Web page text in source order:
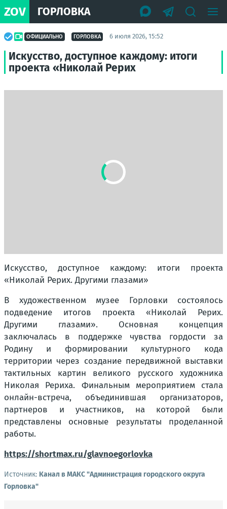
ZOV ГОРЛОВКА
ОФИЦИАЛЬНО ГОРЛОВКА 6 июля 2026, 15:52
Искусство, доступное каждому: итоги
проекта «Николай Рерих
Искусство, доступное каждому: итоги проекта
«Николай Рерих. Другими глазами»
В художественном музее Горловки состоялось
подведение итогов проекта «Николай Рерих.
Другими глазами». Основная концепция
заключалась в поддержке чувства гордости за
Родину и формировании культурного кода
территории через создание передвижной выставки
тактильных картин великого русского художника
Николая Рериха. Финальным мероприятием стала
онлайн-встреча, объединившая организаторов,
партнеров и участников, на которой были
представлены основные результаты проделанной
работы.
https://shortmax.ru/glavnoegorlovka
Источник: Канал в МАКС "Администрация городского округа
Горловка"